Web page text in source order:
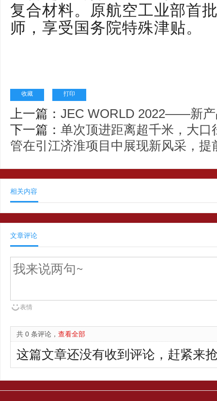
复合材料。原航空工业部首
师，享受国务院特殊津贴。
收藏 打印
上一篇： JEC WORLD 2022——新产
下一篇： 单次顶进距离超千米，大
管在引江济淮项目中展现新风采，
相关内容
文章评论
表情
共 0 条评论， 查看全部
这篇文章还没有收到评论，赶紧来